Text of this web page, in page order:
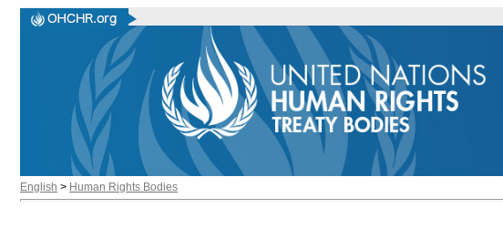
English > Human Rights Bodies